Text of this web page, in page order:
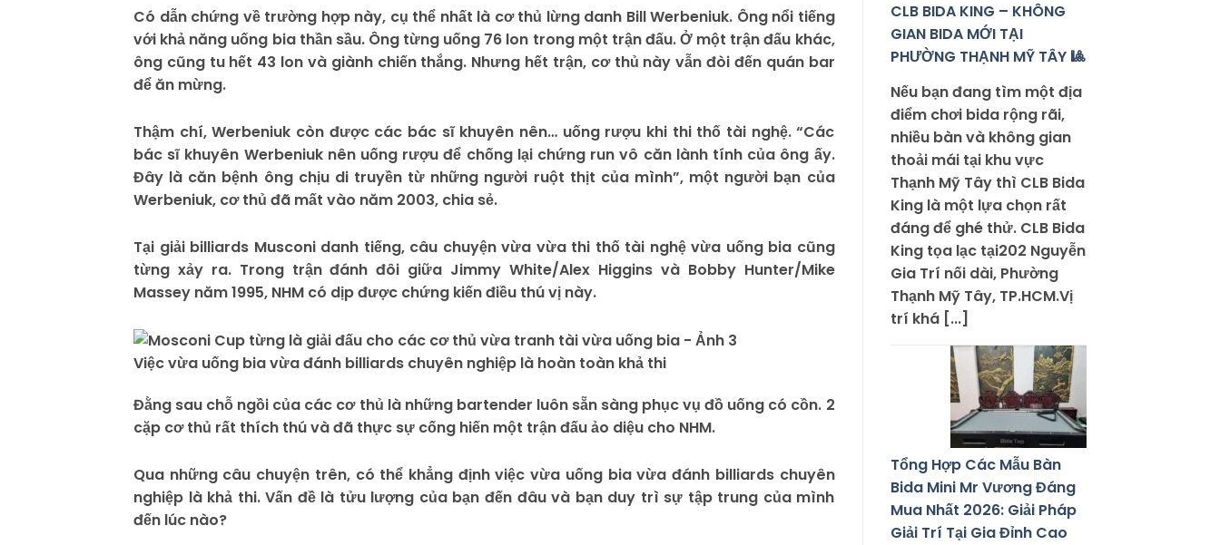
Có dẫn chứng về trường hợp này, cụ thể nhất là cơ thủ lừng danh Bill Werbeniuk. Ông nổi tiếng
với khả năng uống bia thần sầu. Ông từng uống 76 lon trong một trận đấu. Ở một trận đấu khác,
ông cũng tu hết 43 lon và giành chiến thắng. Nhưng hết trận, cơ thủ này vẫn đòi đến quán bar
để ăn mừng.
Thậm chí, Werbeniuk còn được các bác sĩ khuyên nên… uống rượu khi thi thố tài nghệ. “Các
bác sĩ khuyên Werbeniuk nên uống rượu để chống lại chứng run vô căn lành tính của ông ấy.
Đây là căn bệnh ông chịu di truyền từ những người ruột thịt của mình”, một người bạn của
Werbeniuk, cơ thủ đã mất vào năm 2003, chia sẻ.
Tại giải billiards Musconi danh tiếng, câu chuyện vừa vừa thi thố tài nghệ vừa uống bia cũng
từng xảy ra. Trong trận đánh đôi giữa Jimmy White/Alex Higgins và Bobby Hunter/Mike
Massey năm 1995, NHM có dịp được chứng kiến điều thú vị này.
Việc vừa uống bia vừa đánh billiards chuyên nghiệp là hoàn toàn khả thi
Đằng sau chỗ ngồi của các cơ thủ là những bartender luôn sẵn sàng phục vụ đồ uống có cồn. 2
cặp cơ thủ rất thích thú và đã thực sự cống hiến một trận đấu ảo diệu cho NHM.
Qua những câu chuyện trên, có thể khẳng định việc vừa uống bia vừa đánh billiards chuyên
nghiệp là khả thi. Vấn đề là tửu lượng của bạn đến đâu và bạn duy trì sự tập trung của mình
đến lúc nào?
CLB BIDA KING – KHÔNG
GIAN BIDA MỚI TẠI
PHƯỜNG THẠNH MỸ TÂY 🎱
Nếu bạn đang tìm một địa
điểm chơi bida rộng rãi,
nhiều bàn và không gian
thoải mái tại khu vực
Thạnh Mỹ Tây thì CLB Bida
King là một lựa chọn rất
đáng để ghé thử. CLB Bida
King tọa lạc tại202 Nguyễn
Gia Trí nối dài, Phường
Thạnh Mỹ Tây, TP.HCM.Vị
trí khá [...]
Tổng Hợp Các Mẫu Bàn
Bida Mini Mr Vương Đáng
Mua Nhất 2026: Giải Pháp
Giải Trí Tại Gia Đỉnh Cao